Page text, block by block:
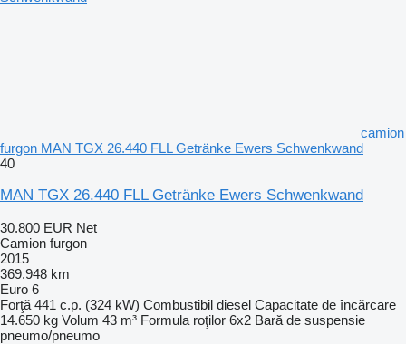
camion
furgon MAN TGX 26.440 FLL Getränke Ewers Schwenkwand
40
MAN TGX 26.440 FLL Getränke Ewers Schwenkwand
30.800 EUR Net
Camion furgon
2015
369.948 km
Euro 6
Forţă 441 c.p. (324 kW) Combustibil diesel Capacitate de încărcare
14.650 kg Volum 43 m³ Formula roţilor 6x2 Bară de suspensie
pneumo/pneumo